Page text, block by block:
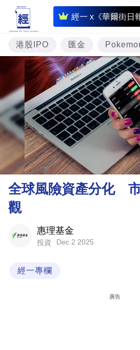
經一 x《華爾街日
即
時
財
經
專
題
投
資
樓
市
理
財
業
科
港股IPO 匯金
全球風險資產分化
觀
惠理基金
投資 Dec 2 2025
經一專欄
廣告